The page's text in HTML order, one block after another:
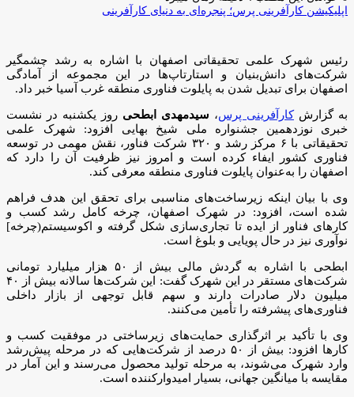
اپلیکیشن کارآفرینی پرس؛ پنجره‌ای به دنیای کارآفرینی
رئیس شهرک علمی تحقیقاتی اصفهان با اشاره به رشد چشمگیر
شرکت‌های دانش‌بنیان و استارتاپ‌ها در این مجموعه از آمادگی
اصفهان برای تبدیل شدن به پایلوت فناوری منطقه غرب آسیا خبر داد.
به گزارشکارآفرینی پرس، سیدمهدی ابطحی روز یکشنبه در نشست
خبری نوزدهمین جشنواره ملی شیخ‌ بهایی افزود: شهرک علمی
تحقیقاتی با ۶ مرکز رشد و ۳۲۰ شرکت فناور، نقش مهمی در توسعه
فناوری کشور ایفاء کرده است و امروز نیز ظرفیت آن را دارد که
اصفهان را به‌عنوان پایلوت فناوری منطقه معرفی کند.
وی با بیان اینکه زیرساخت‌های مناسبی برای تحقق این هدف فراهم
شده است، افزود: در شهرک اصفهان، چرخه کامل رشد کسب‌ و
کارهای فناور از ایده تا تجاری‌سازی شکل گرفته و اکوسیستم(چرخه]
نوآوری نیز در حال پویایی و بلوغ است.
ابطحی با اشاره به گردش مالی بیش از ۵۰ هزار میلیارد تومانی
شرکت‌های مستقر در این شهرک گفت: این شرکت‌ها سالانه بیش از ۴۰
میلیون دلار صادرات دارند و سهم قابل‌ توجهی از بازار داخلی
فناوری‌های پیشرفته را تأمین می‌کنند.
وی با تأکید بر اثرگذاری حمایت‌های زیرساختی در موفقیت کسب‌ و
کارها افزود: بیش از ۵۰ درصد از شرکت‌هایی که در مرحله پیش‌رشد
وارد شهرک می‌شوند، به مرحله تولید محصول می‌رسند و این آمار در
مقایسه با میانگین جهانی، بسیار امیدوارکننده است.